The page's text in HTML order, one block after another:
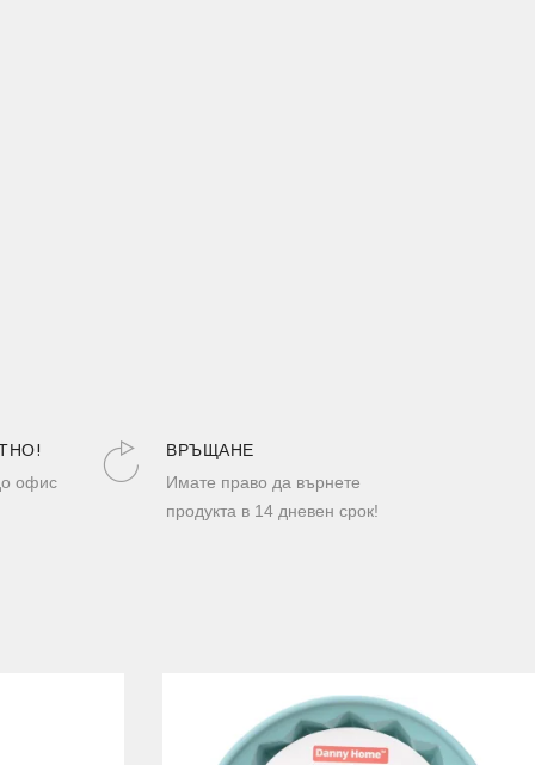
офис
ВРЪЩАНЕ
Имате право да върнете
продукта в 14 дневен срок!